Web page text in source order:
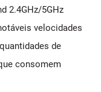
2.4GHz/5GHz
velocidades
de
consomem